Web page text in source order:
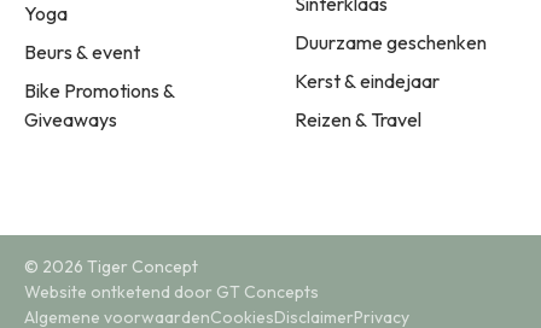
Yoga
Beurs & event
Bike Promotions &
Giveaways
Duurzame geschenken
Kerst & eindejaar
Reizen & Travel
© 2026 Tiger Concept
Website ontketend door GT Concepts
Algemene voorwaardenCookiesDisclaimerPrivacy